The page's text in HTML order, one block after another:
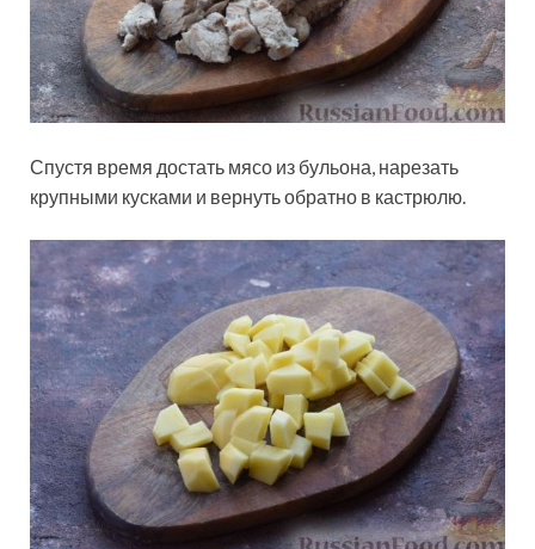
Спустя время достать мясо из бульона, нарезать
крупными кусками и вернуть обратно в кастрюлю.